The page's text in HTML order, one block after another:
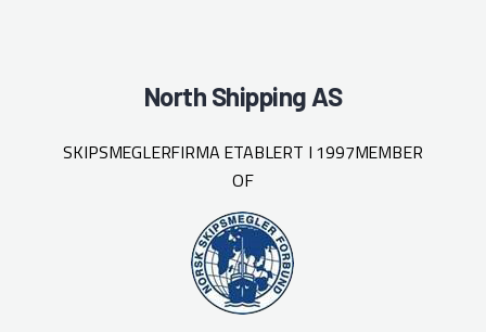
North Shipping AS
SKIPSMEGLERFIRMA ETABLERT I 1997MEMBER
OF